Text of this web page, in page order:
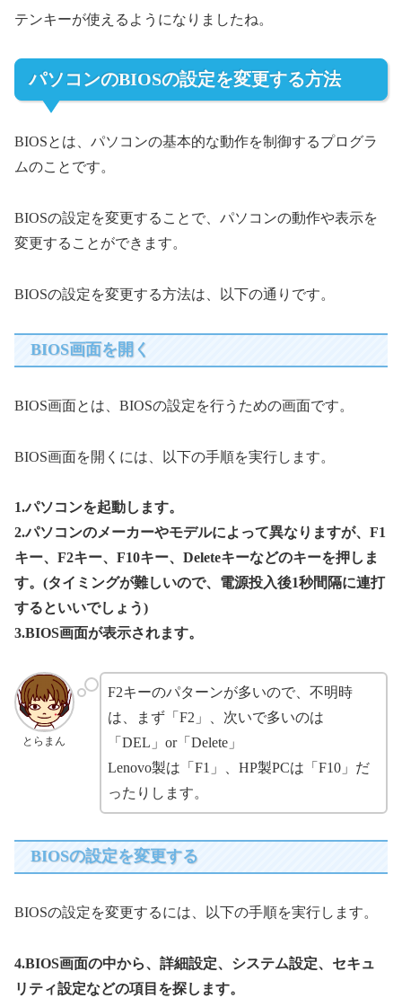
テンキーが使えるようになりましたね。
パソコンのBIOSの設定を変更する方法
BIOSとは、パソコンの基本的な動作を制御するプログラ
ムのことです。
BIOSの設定を変更することで、パソコンの動作や表示を
変更することができます。
BIOSの設定を変更する方法は、以下の通りです。
BIOS画面を開く
BIOS画面とは、BIOSの設定を行うための画面です。
BIOS画面を開くには、以下の手順を実行します。
1.パソコンを起動します。
2.パソコンのメーカーやモデルによって異なりますが、F1
キー、F2キー、F10キー、Deleteキーなどのキーを押しま
す。(タイミングが難しいので、電源投入後1秒間隔に連打
するといいでしょう)
3.BIOS画面が表示されます。
とらまん
F2キーのパターンが多いので、不明時
は、まず「F2」、次いで多いのは
「DEL」or「Delete」
Lenovo製は「F1」、HP製PCは「F10」だ
ったりします。
BIOSの設定を変更する
BIOSの設定を変更するには、以下の手順を実行します。
4.BIOS画面の中から、詳細設定、システム設定、セキュ
リティ設定などの項目を探します。